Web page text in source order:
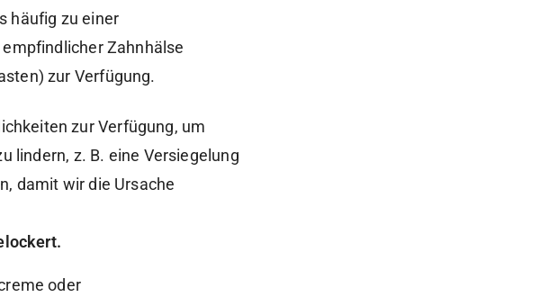
häufig zu einer
Zahnhälse
zur Verfügung.
zur Verfügung, um
lindern, z. B. eine Versiegelung
damit wir die Ursache
oder